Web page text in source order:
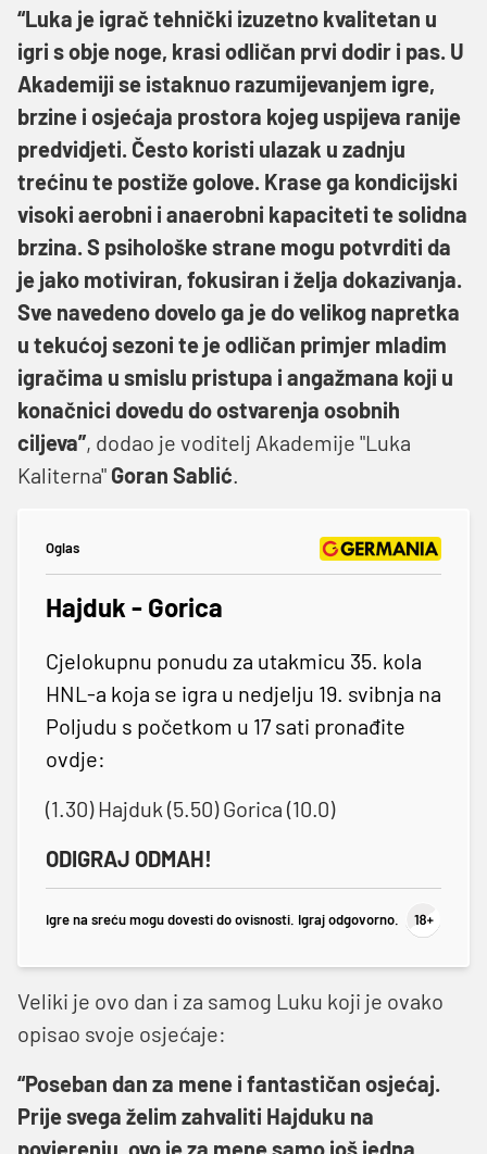
“Luka je igrač tehnički izuzetno kvalitetan u
igri s obje noge, krasi odličan prvi dodir i pas. U
Akademiji se istaknuo razumijevanjem igre,
brzine i osjećaja prostora kojeg uspijeva ranije
predvidjeti. Često koristi ulazak u zadnju
trećinu te postiže golove. Krase ga kondicijski
visoki aerobni i anaerobni kapaciteti te solidna
brzina. S psihološke strane mogu potvrditi da
je jako motiviran, fokusiran i želja dokazivanja.
Sve navedeno dovelo ga je do velikog napretka
u tekućoj sezoni te je odličan primjer mladim
igračima u smislu pristupa i angažmana koji u
konačnici dovedu do ostvarenja osobnih
ciljeva”, dodao je voditelj Akademije "Luka
Kaliterna" Goran Sablić.
Oglas
Hajduk - Gorica
Cjelokupnu ponudu za utakmicu 35. kola
HNL-a koja se igra u nedjelju 19. svibnja na
Poljudu s početkom u 17 sati pronađite
ovdje:
(1.30) Hajduk (5.50) Gorica (10.0)
ODIGRAJ ODMAH!
Igre na sreću mogu dovesti do ovisnosti. Igraj odgovorno.
Veliki je ovo dan i za samog Luku koji je ovako
opisao svoje osjećaje:
“Poseban dan za mene i fantastičan osjećaj.
Prijesvega želim zahvaliti Hajduku na
povjerenju, ovo je za mene samo još jedna